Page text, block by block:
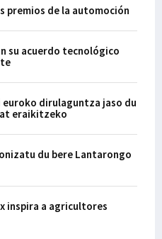
premios de la automoción
su acuerdo tecnológico
euroko dirulaguntza jaso du
eraikitzeko
du bere Lantarongo
inspira a agricultores